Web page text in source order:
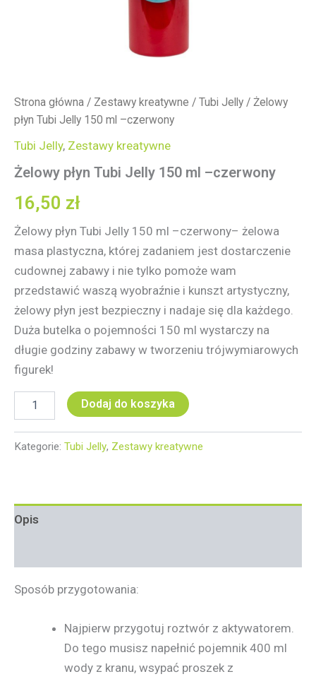
Strona główna / Zestawy kreatywne / Tubi Jelly / Żelowy
płyn Tubi Jelly 150 ml –czerwony
Tubi Jelly, Zestawy kreatywne
Żelowy płyn Tubi Jelly 150 ml –czerwony
16,50 zł
Żelowy płyn Tubi Jelly 150 ml –czerwony– żelowa
masa plastyczna, której zadaniem jest dostarczenie
cudownej zabawy i nie tylko pomoże wam
przedstawić waszą wyobraźnie i kunszt artystyczny,
żelowy płyn jest bezpieczny i nadaje się dla każdego.
Duża butelka o pojemności 150 ml wystarczy na
długie godziny zabawy w tworzeniu trójwymiarowych
figurek!
Dodaj do koszyka
Kategorie: Tubi Jelly, Zestawy kreatywne
Opis
Sposób przygotowania:
Najpierw przygotuj roztwór z aktywatorem.
Do tego musisz napełnić pojemnik 400 ml
wody z kranu, wsypać proszek z